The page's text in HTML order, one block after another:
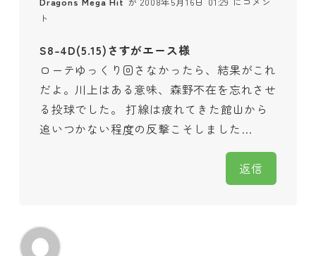
ト
S8-4D(5.15)さすがエース様
ローテゆっくり回さなかったら、結果がこれ
だよ。川上はある意味、森野不在を忘れさせ
る投球でした。 打線は疲れてきた館山から
追いつかない程度の反撃こそしました…
返信